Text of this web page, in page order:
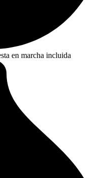
en marcha incluida